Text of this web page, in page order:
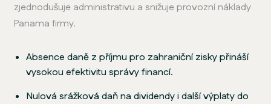
zjednodušuje administrativu a snižuje provozní náklady
Panama firmy.
Absence daně z příjmu pro zahraniční zisky přináší
vysokou efektivitu správy financí.
Nulová srážková daň na dividendy i další výplaty do